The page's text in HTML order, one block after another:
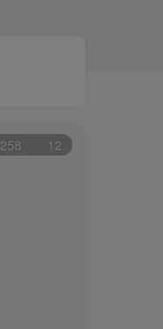
258 12